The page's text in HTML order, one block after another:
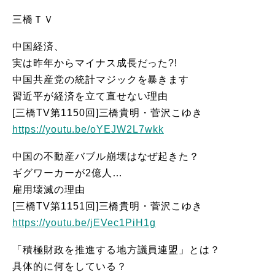
三橋ＴＶ
中国経済、
実は昨年からマイナス成長だった?!
中国共産党の統計マジックを暴きます
習近平が経済を立て直せない理由
[三橋TV第1150回]三橋貴明・菅沢こゆき
https://youtu.be/oYEJW2L7wkk
中国の不動産バブル崩壊はなぜ起きた？
ギグワーカーが2億人…
雇用壊滅の理由
[三橋TV第1151回]三橋貴明・菅沢こゆき
https://youtu.be/jEVec1PiH1g
「積極財政を推進する地方議員連盟」とは？
具体的に何をしている？